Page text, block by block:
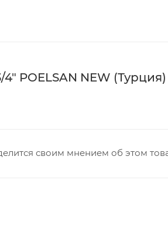
POELSAN NEW
своим мнением об этом